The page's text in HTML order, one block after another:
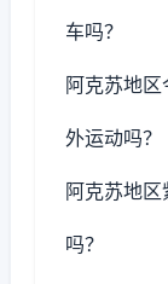
车吗？
阿克苏地区
外运动吗？
阿克苏地区
吗？